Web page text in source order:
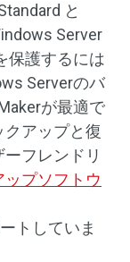
と
Server
保護するには
Serverのバ
が最適で
アップと復
フレンドリ
プソフトウ
トしていま